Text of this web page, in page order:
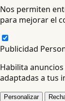
Nos permiten
para mejorar el
Publicidad
Habilita
adaptadas a tus
Personalizar